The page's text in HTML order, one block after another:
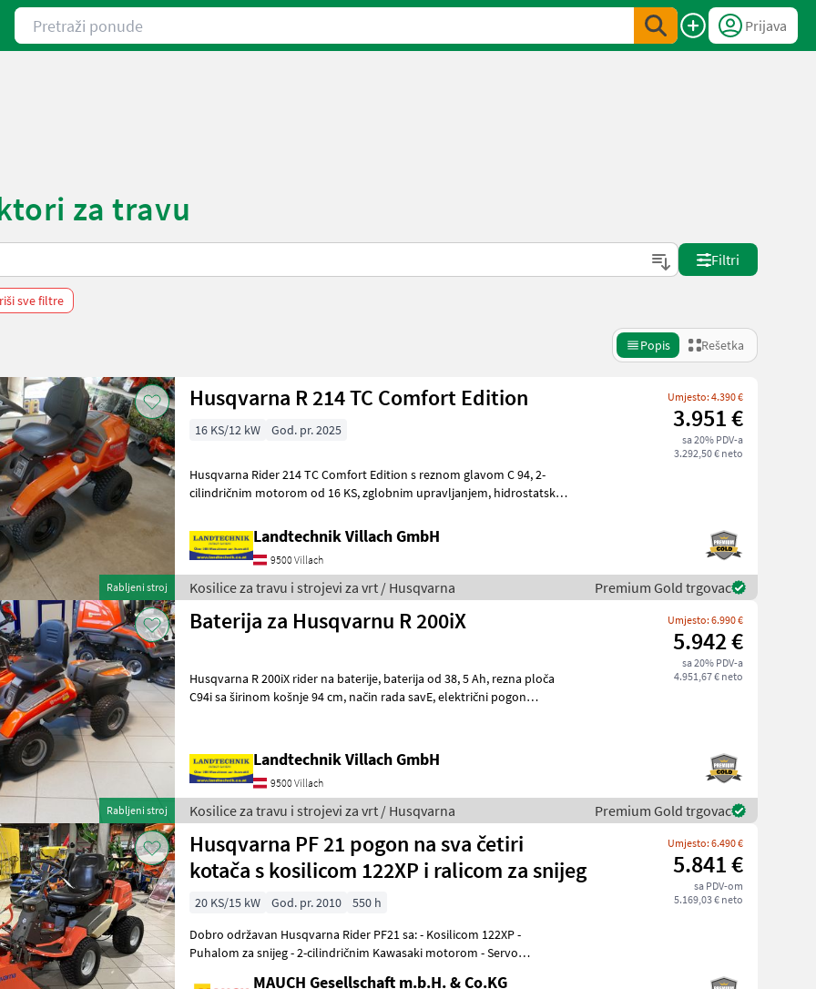
Pretraži ponude
Prijava
za travu
Filtri
sve filtre
Popis Rešetka
Rabljeni stroj
Husqvarna R 214 TC Comfort Edition Umjesto: 4.390 €
3.951 €
sa 20% PDV-a
3.292,50 € neto
16 KS/12 kW God. pr. 2025
Husqvarna Rider 214 TC Comfort Edition s reznom glavom C 94, 2-
cilindričnim motorom od 16 KS, zglobnim upravljanjem, hidrostatskim
Landtechnik Villach GmbH
9500 Villach
Kosilice za travu i strojevi za vrt / Husqvarna Premium Gold trgovac
Rabljeni stroj
Baterija za Husqvarnu R 200iX Umjesto: 6.990 €
5.942 €
sa 20% PDV-a
4.951,67 € neto
Husqvarna R 200iX rider na baterije, baterija od 38, 5 Ah, rezna ploča
C94i sa širinom košnje 94 cm, način rada savE, električni pogon
Landtechnik Villach GmbH
9500 Villach
Kosilice za travu i strojevi za vrt / Husqvarna Premium Gold trgovac
Husqvarna PF 21 pogon na sva četiri
kotača s kosilicom 122XP i ralicom za snijeg
Umjesto: 6.490 €
5.841 €
sa PDV-om
5.169,03 € neto
20 KS/15 kW God. pr. 2010
550 h
Dobro održavan Husqvarna Rider PF21 sa: - Kosilicom 122XP -
Puhalom za snijeg - 2-cilindričnim Kawasaki motorom - Servo
MAUCH Gesellschaft m.b.H. & Co.KG